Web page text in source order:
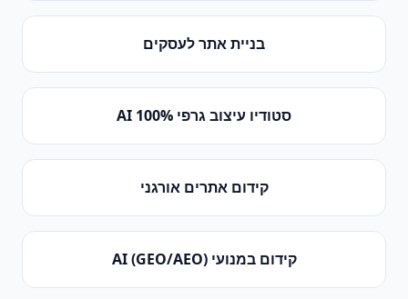
בניית אתר לעסקים
סטודיו עיצוב גרפי 100% AI
קידום אתרים אורגני
קידום במנועי AI (GEO/AEO)